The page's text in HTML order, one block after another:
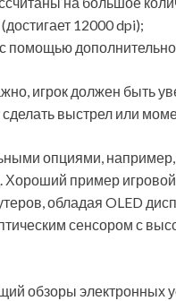
12000 dpi);
помощью
игрок должен быть
выстрел или
опциями,
Хороший пример
обладая OLED
сенсором с
обзоры электронных